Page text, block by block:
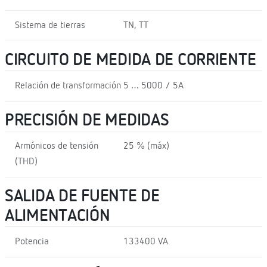
Sistema de tierras TN, TT
CIRCUITO DE MEDIDA DE CORRIENTE
Relación de transformación 5 … 5000 / 5A
PRECISIÓN DE MEDIDAS
Armónicos de tensión
(THD)
25 % (máx)
SALIDA DE FUENTE DE
ALIMENTACIÓN
Potencia 133400 VA